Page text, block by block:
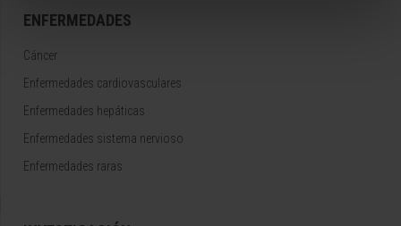
ENFERMEDADES
Cáncer
Enfermedades cardiovasculares
Enfermedades hepáticas
Enfermedades sistema nervioso
Enfermedades raras